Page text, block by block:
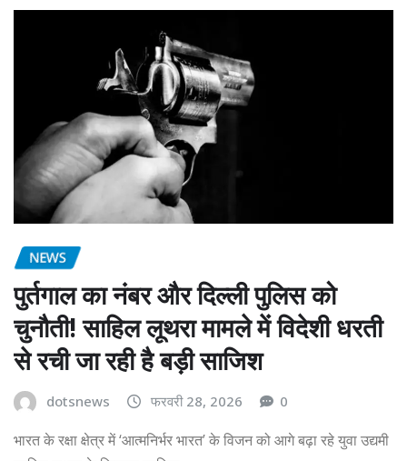
NEWS
पुर्तगाल का नंबर और दिल्ली पुलिस को
चुनौती! साहिल लूथरा मामले में विदेशी धरती
से रची जा रही है बड़ी साजिश
dotsnews फरवरी 28, 2026 0
भारत के रक्षा क्षेत्र में ‘आत्मनिर्भर भारत’ के विजन को आगे बढ़ा रहे युवा उद्यमी